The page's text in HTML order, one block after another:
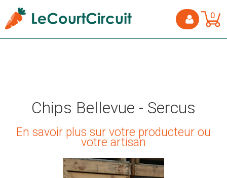
0
Chips Bellevue - Sercus
En savoir plus sur votre producteur ou
votre artisan